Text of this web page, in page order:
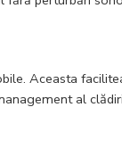
Aceasta
al